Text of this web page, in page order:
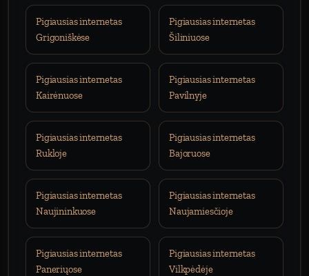
Pigiausias internetas
Grigoniškėse
Pigiausias internetas
Šiliniuose
Pigiausias internetas
Kairėnuose
Pigiausias internetas
Pavilnyje
Pigiausias internetas
Rukloje
Pigiausias internetas
Bajoruose
Pigiausias internetas
Naujininkuose
Pigiausias internetas
Naujamiesčioje
Pigiausias internetas
Paneriųose
Pigiausias internetas
Vilkpėdėje